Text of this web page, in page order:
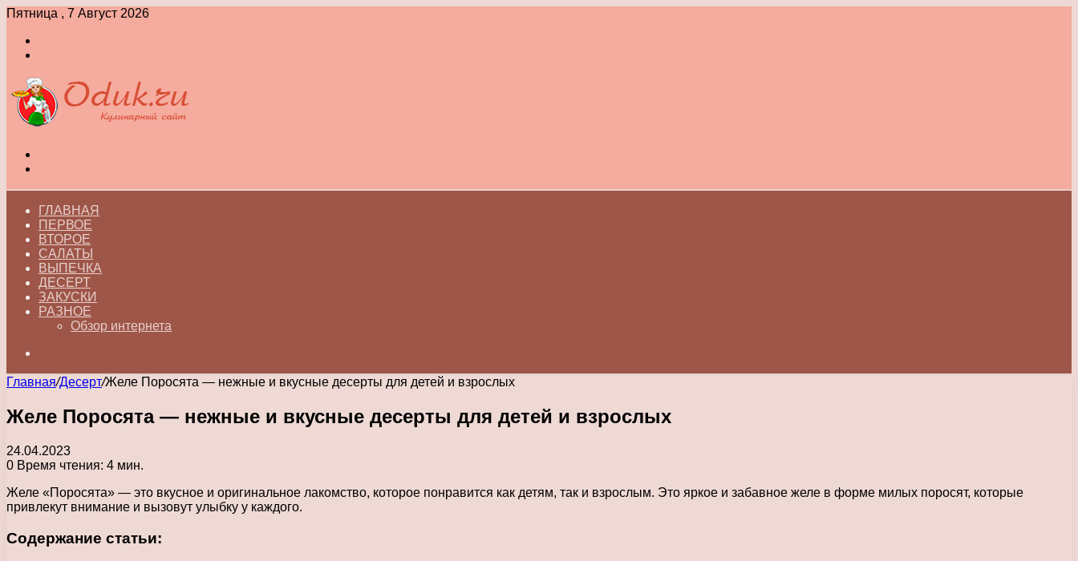
Пятница , 7 Август 2026
ГЛАВНАЯ
ПЕРВОЕ
ВТОРОЕ
САЛАТЫ
ВЫПЕЧКА
ДЕСЕРТ
ЗАКУСКИ
РАЗНОЕ
Обзор интернета
Главная/Десерт/Желе Поросята — нежные и вкусные десерты для детей и взрослых
Желе Поросята — нежные и вкусные десерты для детей и взрослых
24.04.2023
0 Время чтения: 4 мин.
Желе «Поросята» — это вкусное и оригинальное лакомство, которое понравится как детям, так и взрослым. Это яркое и забавное желе в форме милых поросят, которые
привлекут внимание и вызовут улыбку у каждого.
Содержание статьи: